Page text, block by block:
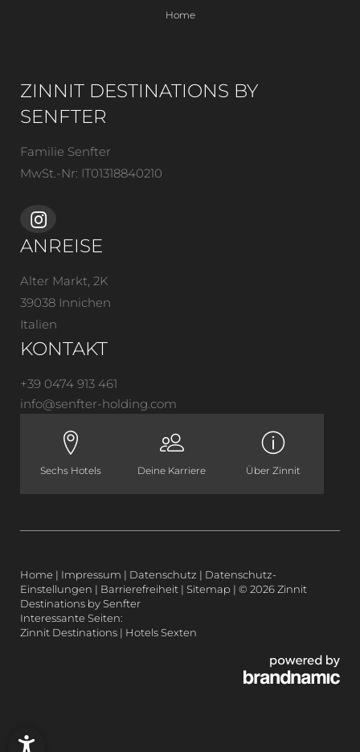
Home
ZINNIT DESTINATIONS BY
SENFTER
Familie Senfter
MwSt.-Nr: IT01318840210
ANREISE
Alter Markt, 2K
39038 Innichen
Italien
KONTAKT
+39 0474 913 461
info@senfter-holding.com
Sechs Hotels Deine Karriere Über Zinnit
Home | Impressum | Datenschutz | Datenschutz-
Einstellungen | Barrierefreiheit | Sitemap | © 2026 Zinnit
Destinations by Senfter
Interessante Seiten:
Zinnit Destinations | Hotels Sexten